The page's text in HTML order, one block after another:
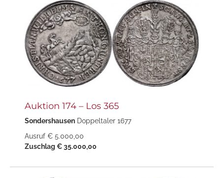
Auktion 174 – Los 365
Sondershausen Doppeltaler 1677
Ausruf € 5.000,00
Zuschlag € 35.000,00